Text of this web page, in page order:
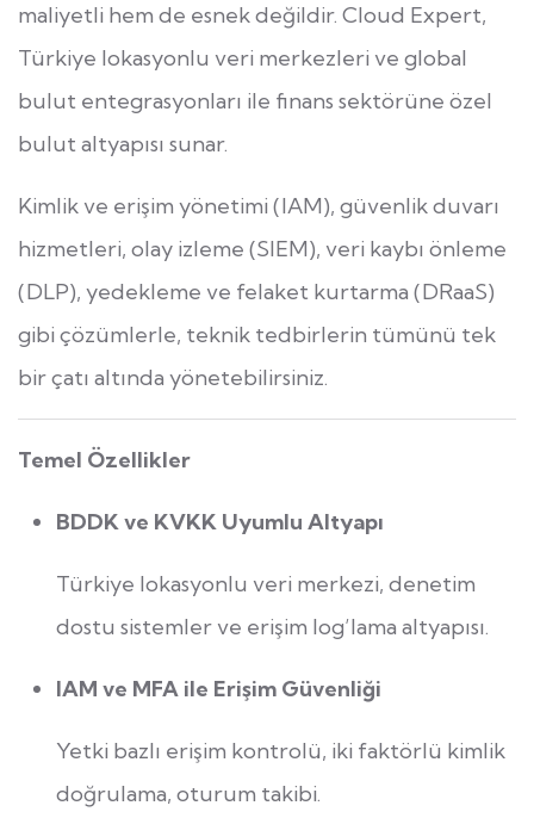
maliyetli hem de esnek değildir. Cloud Expert,
Türkiye lokasyonlu veri merkezleri ve global
bulut entegrasyonları ile finans sektörüne özel
bulut altyapısı sunar.
Kimlik ve erişim yönetimi (IAM), güvenlik duvarı
hizmetleri, olay izleme (SIEM), veri kaybı önleme
(DLP), yedekleme ve felaket kurtarma (DRaaS)
gibi çözümlerle, teknik tedbirlerin tümünü tek
bir çatı altında yönetebilirsiniz.
Temel Özellikler
BDDK ve KVKK Uyumlu Altyapı
Türkiye lokasyonlu veri merkezi, denetim
dostu sistemler ve erişim log’lama altyapısı.
IAM ve MFA ile Erişim Güvenliği
Yetki bazlı erişim kontrolü, iki faktörlü kimlik
doğrulama, oturum takibi.